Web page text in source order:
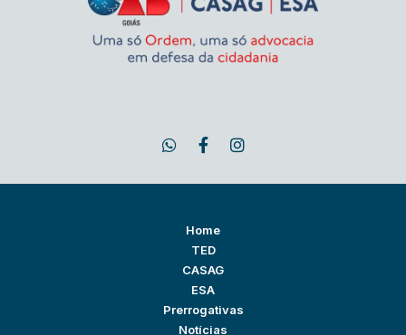
Home
TED
CASAG
ESA
Prerrogativas
Notícias